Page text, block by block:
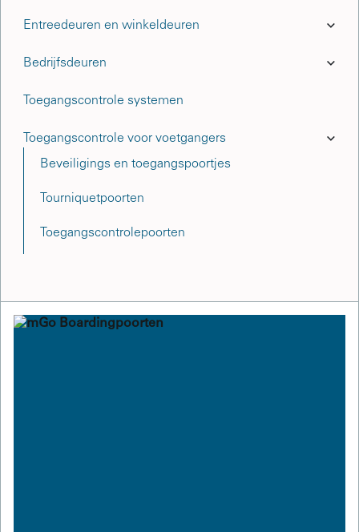
Entreedeuren en winkeldeuren
Bedrijfsdeuren
Toegangscontrole systemen
Toegangscontrole voor voetgangers
Beveiligings en toegangspoortjes
Tourniquetpoorten
Toegangscontrolepoorten